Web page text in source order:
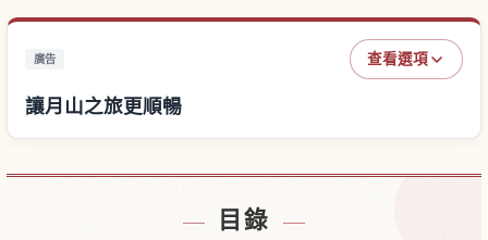
廣告 查看選項
讓月山之旅更順暢
目錄